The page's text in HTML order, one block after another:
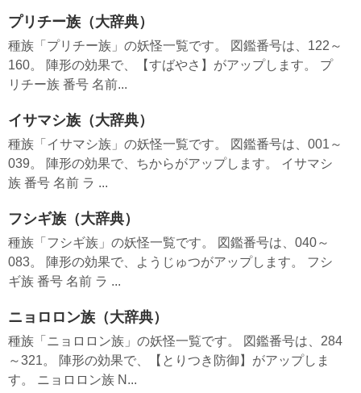
プリチー族（大辞典）
種族「プリチー族」の妖怪一覧です。 図鑑番号は、122～
160。 陣形の効果で、【すばやさ】がアップします。 プ
リチー族 番号 名前...
イサマシ族（大辞典）
種族「イサマシ族」の妖怪一覧です。 図鑑番号は、001～
039。 陣形の効果で、ちからがアップします。 イサマシ
族 番号 名前 ラ ...
フシギ族（大辞典）
種族「フシギ族」の妖怪一覧です。 図鑑番号は、040～
083。 陣形の効果で、ようじゅつがアップします。 フシ
ギ族 番号 名前 ラ ...
ニョロロン族（大辞典）
種族「ニョロロン族」の妖怪一覧です。 図鑑番号は、284
～321。 陣形の効果で、【とりつき防御】がアップしま
す。 ニョロロン族 N...